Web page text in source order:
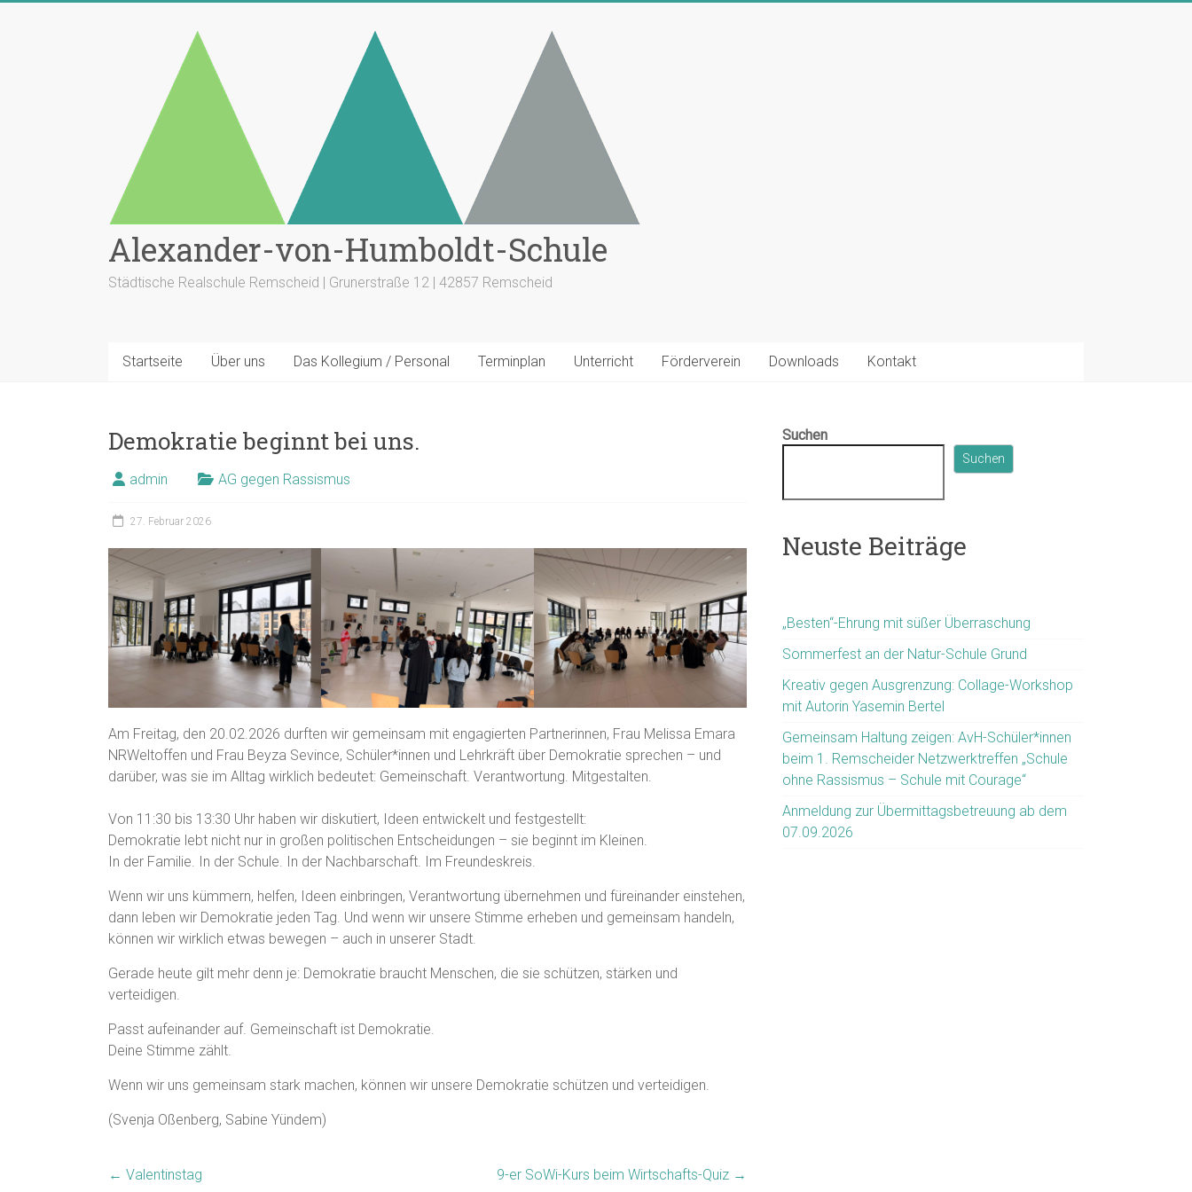
Alexander-von-Humboldt-Schule
Städtische Realschule Remscheid | Grunerstraße 12 | 42857 Remscheid
Startseite Über uns Das Kollegium / Personal Terminplan Unterricht Förderverein Downloads Kontakt
Demokratie beginnt bei uns.
admin AG gegen Rassismus
27. Februar 2026
Am Freitag, den 20.02.2026 durften wir gemeinsam mit engagierten Partnerinnen, Frau Melissa Emara
NRWeltoffen und Frau Beyza Sevince, Schüler*innen und Lehrkräft über Demokratie sprechen – und
darüber, was sie im Alltag wirklich bedeutet: Gemeinschaft. Verantwortung. Mitgestalten.
Von 11:30 bis 13:30 Uhr haben wir diskutiert, Ideen entwickelt und festgestellt:
Demokratie lebt nicht nur in großen politischen Entscheidungen – sie beginnt im Kleinen.
In der Familie. In der Schule. In der Nachbarschaft. Im Freundeskreis.
Wenn wir uns kümmern, helfen, Ideen einbringen, Verantwortung übernehmen und füreinander einstehen,
dann leben wir Demokratie jeden Tag. Und wenn wir unsere Stimme erheben und gemeinsam handeln,
können wir wirklich etwas bewegen – auch in unserer Stadt.
Gerade heute gilt mehr denn je: Demokratie braucht Menschen, die sie schützen, stärken und
verteidigen.
Passt aufeinander auf. Gemeinschaft ist Demokratie.
Deine Stimme zählt.
Wenn wir uns gemeinsam stark machen, können wir unsere Demokratie schützen und verteidigen.
(Svenja Oßenberg, Sabine Yündem)
← Valentinstag 9-er SoWi-Kurs beim Wirtschafts-Quiz →
Suchen
Suchen
Neuste Beiträge
„Besten“-Ehrung mit süßer Überraschung
Sommerfest an der Natur-Schule Grund
Kreativ gegen Ausgrenzung: Collage-Workshop
mit Autorin Yasemin Bertel
Gemeinsam Haltung zeigen: AvH-Schüler*innen
beim 1. Remscheider Netzwerktreffen „Schule
ohne Rassismus – Schule mit Courage“
Anmeldung zur Übermittagsbetreuung ab dem
07.09.2026